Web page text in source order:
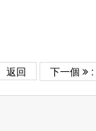
返回 下一個